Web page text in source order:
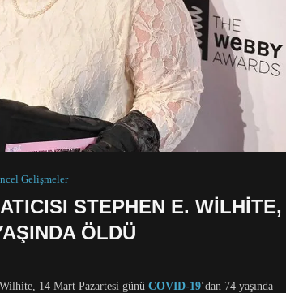
Gelişmeler
STEPHEN E. WILHITE,
ÖLDÜ
14 Mart Pazartesi günü COVID-19‘dan 74 yaşında